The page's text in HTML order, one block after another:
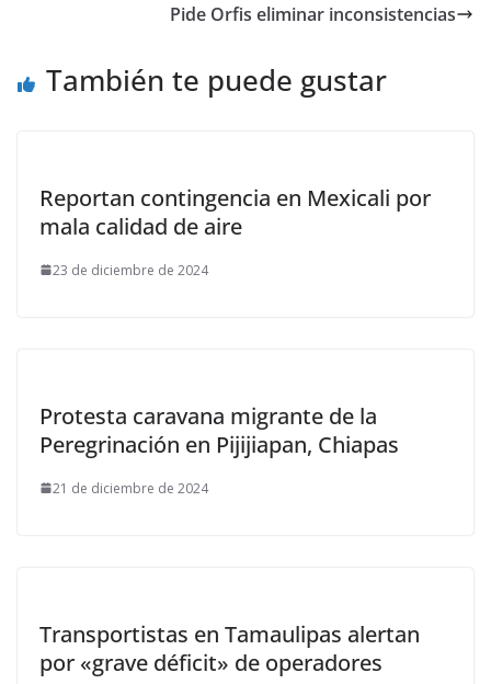
Pide Orfis eliminar inconsistencias
También te puede gustar
Reportan contingencia en Mexicali por
mala calidad de aire
23 de diciembre de 2024
Protesta caravana migrante de la
Peregrinación en Pijijiapan, Chiapas
21 de diciembre de 2024
Transportistas en Tamaulipas alertan
por «grave déficit» de operadores